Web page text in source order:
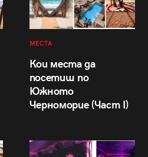
МЕСТА
Кои места да
посетиш по
Южното
Черноморие (Част I)